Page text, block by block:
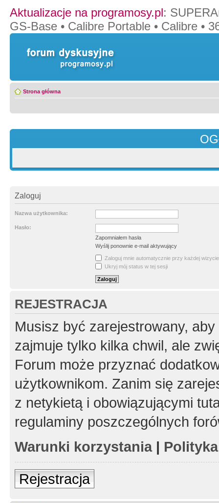
Aktualizacje na programosy.pl:
GS-Base • Calibre Portable • Calibre •
Strona główna
Zaloguj
Nazwa użytkownika:
Hasło:
Zapomniałem hasła
Wyślij ponownie e-mail aktywujący
Zaloguj mnie automatycznie przy każdej wizycie
Ukryj mój status w tej sesji
REJESTRACJA
Musisz być zarejestrowany,
zajmuje tylko kilka chwil, ale
Forum może przyznać
użytkownikom. Zanim się
z netykietą i obowiązującymi
regulaminy poszczególnych
Warunki korzystania|
Rejestracja